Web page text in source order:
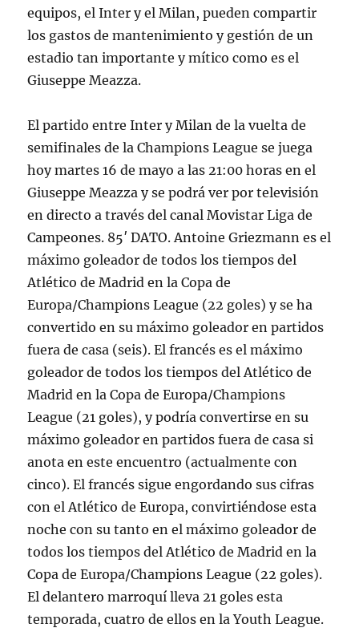
equipos, el Inter y el Milan, pueden compartir
los gastos de mantenimiento y gestión de un
estadio tan importante y mítico como es el
Giuseppe Meazza.
El partido entre Inter y Milan de la vuelta de
semifinales de la Champions League se juega
hoy martes 16 de mayo a las 21:00 horas en el
Giuseppe Meazza y se podrá ver por televisión
en directo a través del canal Movistar Liga de
Campeones. 85′ DATO. Antoine Griezmann es el
máximo goleador de todos los tiempos del
Atlético de Madrid en la Copa de
Europa/Champions League (22 goles) y se ha
convertido en su máximo goleador en partidos
fuera de casa (seis). El francés es el máximo
goleador de todos los tiempos del Atlético de
Madrid en la Copa de Europa/Champions
League (21 goles), y podría convertirse en su
máximo goleador en partidos fuera de casa si
anota en este encuentro (actualmente con
cinco). El francés sigue engordando sus cifras
con el Atlético de Europa, convirtiéndose esta
noche con su tanto en el máximo goleador de
todos los tiempos del Atlético de Madrid en la
Copa de Europa/Champions League (22 goles).
El delantero marroquí lleva 21 goles esta
temporada, cuatro de ellos en la Youth League.